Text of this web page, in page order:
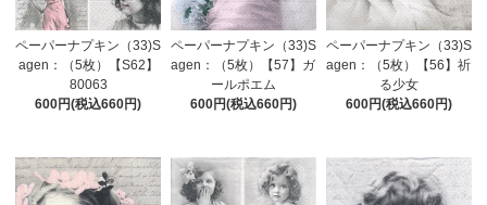
ペーパーナプキン（33)S
agen：（5枚）【S62】
80063
600円(税込660円)
ペーパーナプキン（33)S
agen：（5枚）【57】ガ
ールポエム
600円(税込660円)
ペーパーナプキン（33)S
agen：（5枚）【56】祈
る少女
600円(税込660円)